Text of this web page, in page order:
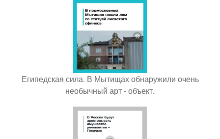
Египедская сила. В Мытищах обнаружили очень
необычный арт - объект.